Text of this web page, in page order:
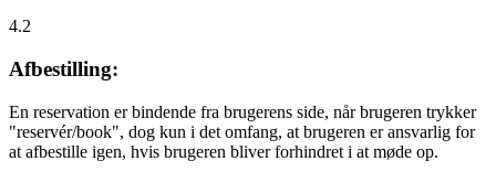
4.2
Afbestilling:
En reservation er bindende fra brugerens side, når brugeren trykker
"reservér/book", dog kun i det omfang, at brugeren er ansvarlig for
at afbestille igen, hvis brugeren bliver forhindret i at møde op.